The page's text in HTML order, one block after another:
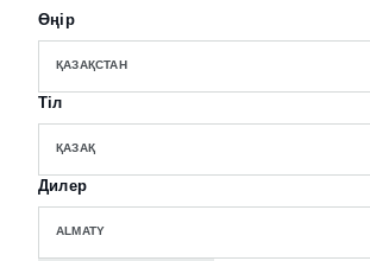
Өңір
ҚАЗАҚСТАН
Тіл
ҚАЗАҚ
Дилер
ALMATY